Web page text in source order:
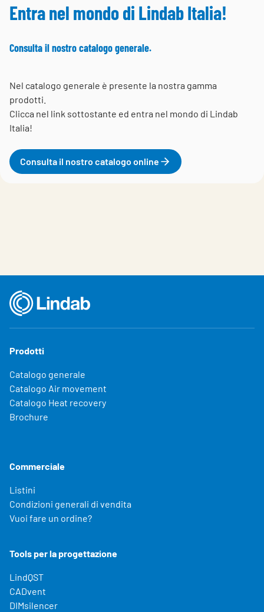
Entra nel mondo di Lindab Italia!
Consulta il nostro catalogo generale.
Nel catalogo generale è presente la nostra gamma
prodotti.
Clicca nel link sottostante ed entra nel mondo di Lindab
Italia!
Consulta il nostro catalogo online
Prodotti
Catalogo generale
Catalogo Air movement
Catalogo Heat recovery
Brochure
Commerciale
Listini
Condizioni generali di vendita
Vuoi fare un ordine?
Tools per la progettazione
LindQST
CADvent
DIMsilencer